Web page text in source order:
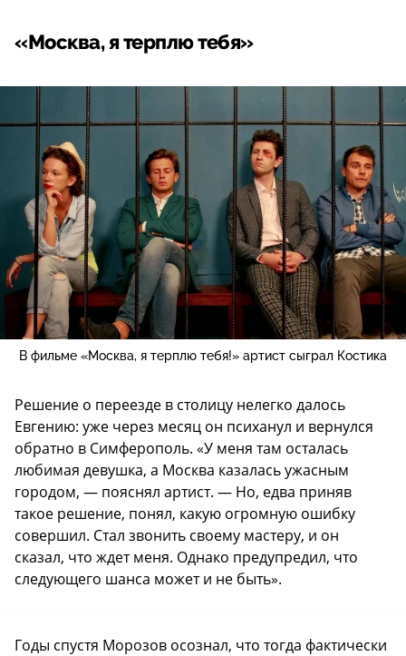
«Москва, я терплю тебя»
В фильме «Москва, я терплю тебя!» артист сыграл Костика
Решение о переезде в столицу нелегко далось
Евгению: уже через месяц он психанул и вернулся
обратно в Симферополь. «У меня там осталась
любимая девушка, а Москва казалась ужасным
городом, — пояснял артист. — Но, едва приняв
такое решение, понял, какую огромную ошибку
совершил. Стал звонить своему мастеру, и он
сказал, что ждет меня. Однако предупредил, что
следующего шанса может и не быть».
Годы спустя Морозов осознал, что тогда фактически